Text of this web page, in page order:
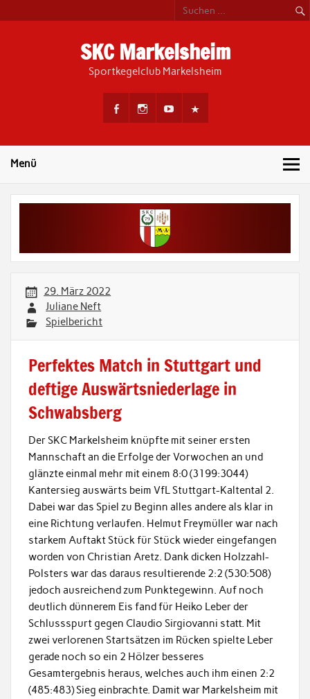
content
SKC Markelsheim
Sportkegelclub Markelsheim
Menü
29. März 2022
Juliane Neft
Spielbericht
Perfektes Match in Stuttgart und
deftige Auswärtsniederlage in
Schwabsberg
Der SKC Markelsheim knüpfte mit seiner ersten
Mannschaft an die Erfolge der Vorwochen an und
glänzte einmal mehr mit einem 8:0 (3199:3044)
Kantersieg auswärts beim VfL Stuttgart-Kaltental 2.
Dabei war das Spiel zu Beginn alles andere als klar in
eine Richtung verlaufen. Helmut Freymüller war nach
starkem Auftakt Stück für Stück wieder eingefangen
worden von Christian Aretz. Dank dicken Holzzahl-
Polsters war das daraus resultierende 2:2 (530:508)
jedoch ausreichend zum Punktegewinn. Auf noch
deutlich dünnerem Eis fand für Heiko Leber der
Schlussspurt gegen Claudio Sirgiovanni statt. Mit
zwei verlorenen Startsätzen im Rücken spielte Leber
gerade noch so ein 2 Hölzer besseres
Gesamtergebnis heraus, welches auch ihm einen 2:2
(485:483) Sieg einbrachte. Damit war Markelsheim mit